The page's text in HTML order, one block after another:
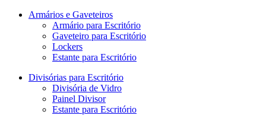
Armários e Gaveteiros
Armário para Escritório
Gaveteiro para Escritório
Lockers
Estante para Escritório
Divisórias para Escritório
Divisória de Vidro
Painel Divisor
Estante para Escritório